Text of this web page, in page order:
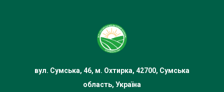
вул. Сумська, 46, м. Охтирка, 42700, Сумська
область, Україна